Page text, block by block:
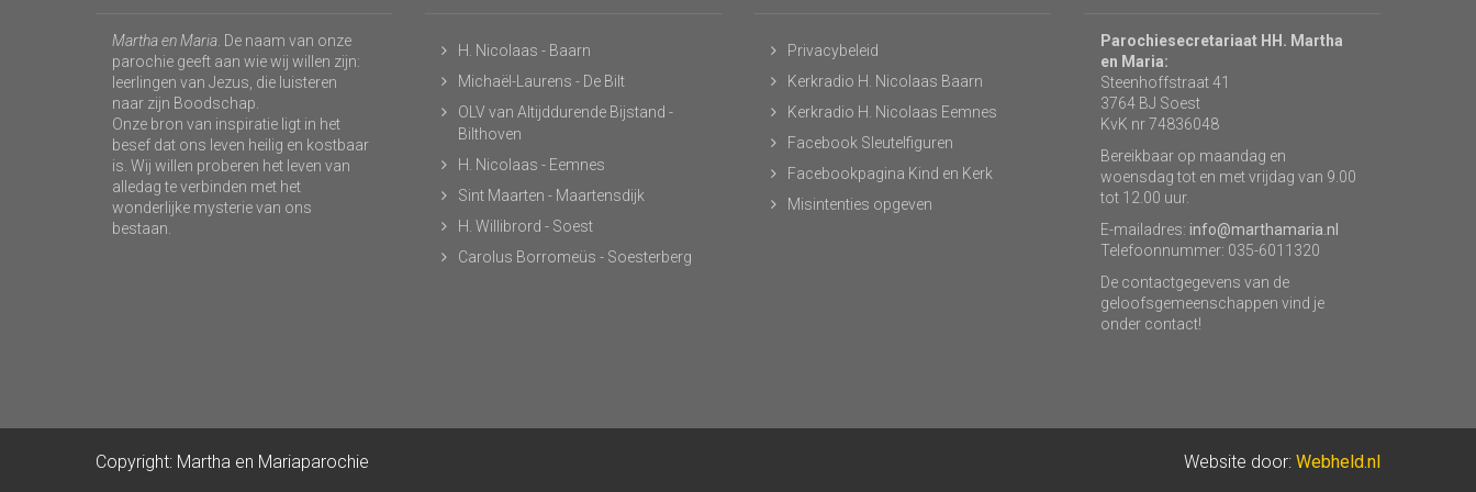
Martha en Maria . De naam van onze
parochie geeft aan wie wij willen zijn:
leerlingen van Jezus, die luisteren
naar zijn Boodschap.
Onze bron van inspiratie ligt in het
besef dat ons leven heilig en kostbaar
is. Wij willen proberen het leven van
alledag te verbinden met het
wonderlijke mysterie van ons
bestaan.
H. Nicolaas - Baarn
Michaël-Laurens - De Bilt
OLV van Altijddurende Bijstand -
Bilthoven
H. Nicolaas - Eemnes
Sint Maarten - Maartensdijk
H. Willibrord - Soest
Carolus Borromeüs - Soesterberg
Privacybeleid
Kerkradio H. Nicolaas Baarn
Kerkradio H. Nicolaas Eemnes
Facebook Sleutelfiguren
Facebookpagina Kind en Kerk
Misintenties opgeven
Parochiesecretariaat HH. Martha
en Maria:
Steenhoffstraat 41
3764 BJ Soest
KvK nr 74836048
Bereikbaar op maandag en
woensdag tot en met vrijdag van 9.00
tot 12.00 uur.
E-mailadres: info@marthamaria.nl
Telefoonnummer: 035-6011320
De contactgegevens van de
geloofsgemeenschappen vind je
onder contact!
Copyright: Martha en Mariaparochie Website door: Webheld.nl